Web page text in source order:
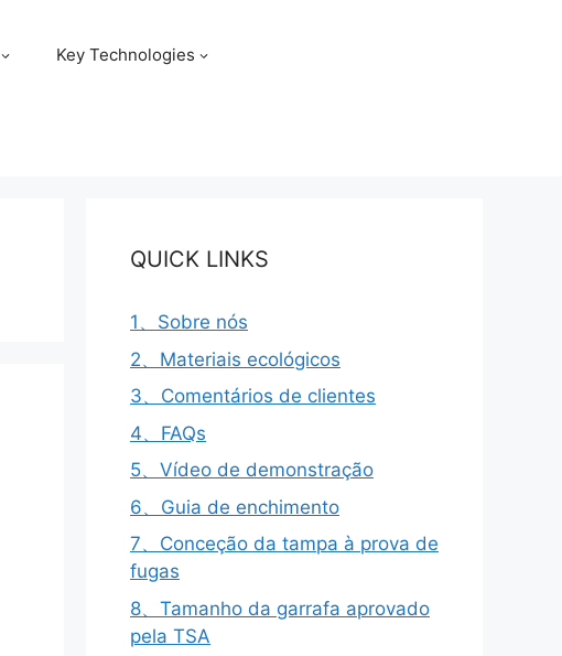
Key Technologies
QUICK LINKS
1、Sobre nós
2、Materiais ecológicos
3、Comentários de clientes
4、FAQs
5、Vídeo de demonstração
6、Guia de enchimento
7、Conceção da tampa à prova de
fugas
8、Tamanho da garrafa aprovado
pela TSA